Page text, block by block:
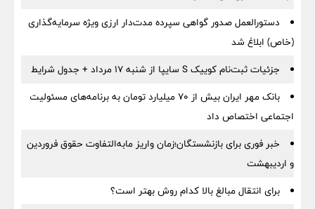
دستورالعمل صدور گواهی سپرده مدت‌دار ارزی ویژه سرمایه‌گذاری
(خاص) ابلاغ شد
جزئیات ثبت‌نام کوییک S سایپا از شنبه ۱۷ مرداد + جدول شرایط
بانک مهر ایران بیش از ۷۰ میلیارد تومان به برنامه‌های مسئولیت
اجتماعی اختصاص داد
خبر فوری برای بازنشستگان؛زمان واریز مابه‌التفاوت حقوق فروردین
و اردیبهشت
برای انتقال مبالغ بالا کدام روش بهتر است؟